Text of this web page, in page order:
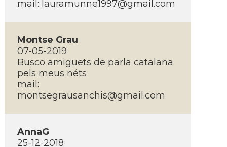
mail: lauramunne1997@gmail.com
Montse Grau
07-05-2019
Busco amiguets de parla catalana
pels meus néts
mail:
montsegrausanchis@gmail.com
AnnaG
25-12-2018